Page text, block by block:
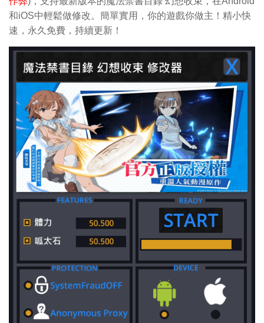
和iOS中輕鬆做修改。簡單實用，你的遊戲你做主！精小快
速，永久免費，持續更新！